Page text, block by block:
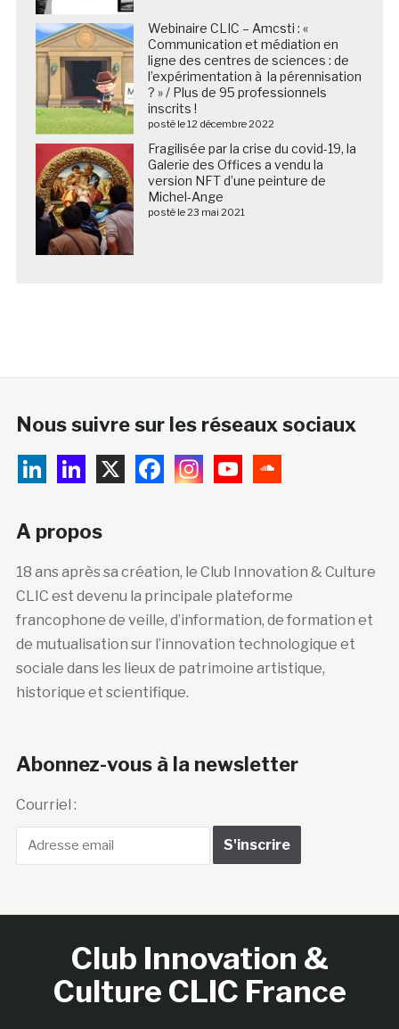
Webinaire CLIC – Amcsti : «
Communication et médiation en
ligne des centres de sciences : de
l’expérimentation à la pérennisation
? » / Plus de 95 professionnels
inscrits !
posté le 12 décembre 2022
Fragilisée par la crise du covid-19, la
Galerie des Offices a vendu la
version NFT d’une peinture de
Michel-Ange
posté le 23 mai 2021
Nous suivre sur les réseaux sociaux
A propos
18 ans après sa création, le Club Innovation & Culture
CLIC est devenu la principale plateforme
francophone de veille, d’information, de formation et
de mutualisation sur l’innovation technologique et
sociale dans les lieux de patrimoine artistique,
historique et scientifique.
Abonnez-vous à la newsletter
Courriel :
Club Innovation &
Culture CLIC France